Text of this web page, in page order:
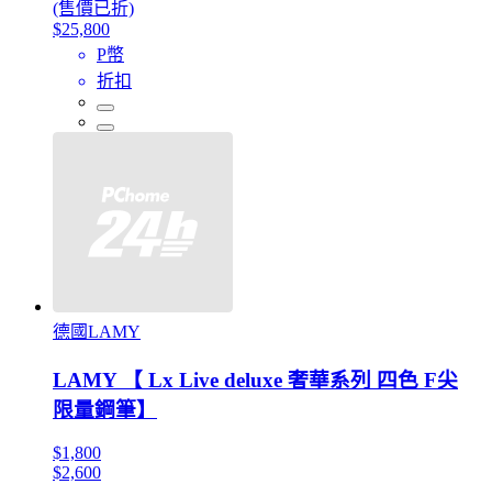
(售價已折)
$25,800
P幣
折扣
德國LAMY
LAMY 【 Lx Live deluxe 奢華系列 四色 F尖
限量鋼筆】
$1,800
$2,600